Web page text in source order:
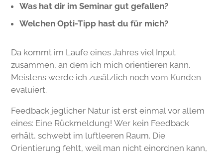
Was hat dir im Seminar gut gefallen?
Welchen Opti-Tipp hast du für mich?
Da kommt im Laufe eines Jahres viel Input
zusammen, an dem ich mich orientieren kann.
Meistens werde ich zusätzlich noch vom Kunden
evaluiert.
Feedback jeglicher Natur ist erst einmal vor allem
eines: Eine Rückmeldung!Wer kein Feedback
erhält, schwebt im luftleeren Raum. Die
Orientierung fehlt, weil man nicht einordnen kann,